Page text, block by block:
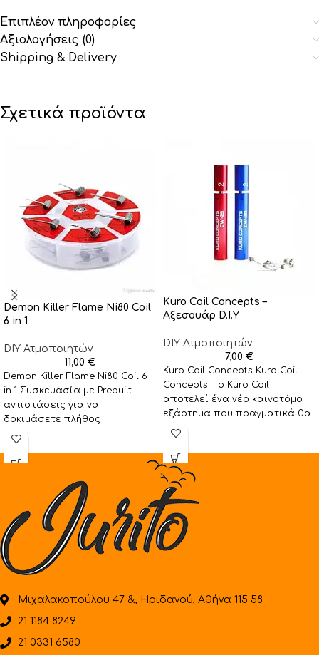
Επιπλέον πληροφορίες
Αξιολογήσεις (0)
Shipping & Delivery
Σχετικά προϊόντα
Demon Killer Flame Ni80 Coil
6 in 1
DIY Ατμοποιητών
11,00 €
Demon Killer Flame Ni80 Coil 6
in 1 Συσκευασία με Prebuilt
αντιστάσεις για να
δοκιμάσετε πλήθος
διαφορετικών συρμάτων. Η
Kuro Coil Concepts –
Αξεσουάρ D.I.Y
DIY Ατμοποιητών
7,00 €
Kuro Coil Concepts Kuro Coil
Concepts. Το Kuro Coil
αποτελεί ένα νέο καινοτόμο
εξάρτημα που πραγματικά θα
λύσει τα χέρια
Μιχαλακοπούλου 47 &, Ηριδανού, Αθήνα 115 58
21 1184 8249
21 0331 6580